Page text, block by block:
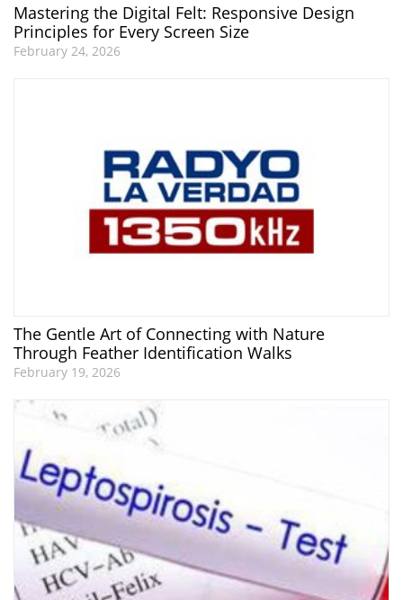
Mastering the Digital Felt: Responsive Design
Principles for Every Screen Size
February 24, 2026
The Gentle Art of Connecting with Nature
Through Feather Identification Walks
February 19, 2026